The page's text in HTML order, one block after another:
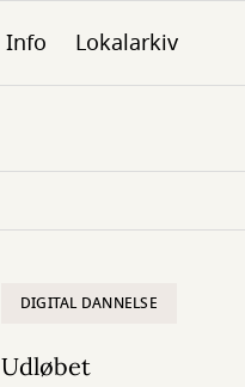
Info Lokalarkiv
DIGITAL DANNELSE
Udløbet